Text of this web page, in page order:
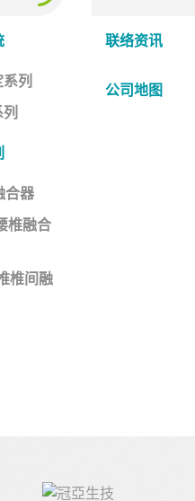
列
合器
椎融合
椎间融
联络资讯
公司地图